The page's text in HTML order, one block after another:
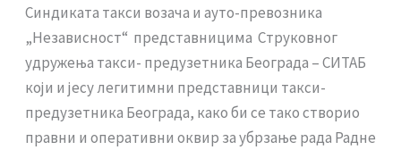
Синдиката такси возача и ауто-превозника
„Независност“ представницима Струковног
удружења такси- предузетника Београда – СИТАБ
који и јесу легитимни представници такси-
предузетника Београда, како би се тако створио
правни и оперативни оквир за убрзање рада Радне